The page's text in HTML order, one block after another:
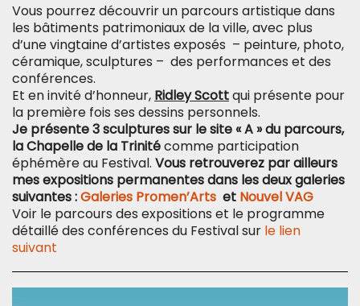
Vous pourrez découvrir un parcours artistique dans
les bâtiments patrimoniaux de la ville, avec plus
d’une vingtaine d’artistes exposés – peinture, photo,
céramique, sculptures – des performances et des
conférences.
Et en invité d’honneur, Ridley Scottqui présente pour
la première fois ses dessins personnels.
Je présente 3 sculptures sur le site « A » du parcours,
la Chapelle de la Trinitécomme participation
éphémère au Festival. Vous retrouverez par ailleurs
mes expositions permanentes dans les deux galeries
suivantes :Galeries Promen’Arts et Nouvel VAG
Voir le parcours des expositions et le programme
détaillé des conférences du Festival sur le lien
suivant